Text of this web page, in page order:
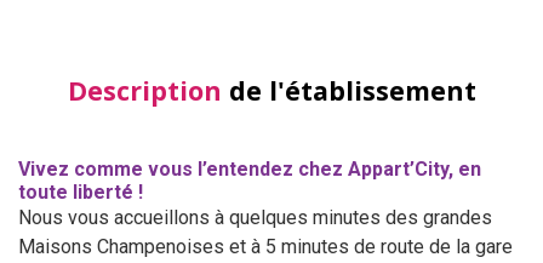
Description de l'établissement
Vivez comme vous l’entendez chez Appart’City, en
toute liberté !
Nous vous accueillons à quelques minutes des grandes
Maisons Champenoises et à 5 minutes de route de la gare